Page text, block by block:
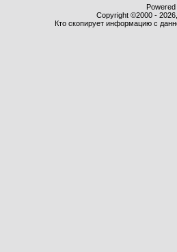
Copyright ©2000 -
Кто скопирует информацию с